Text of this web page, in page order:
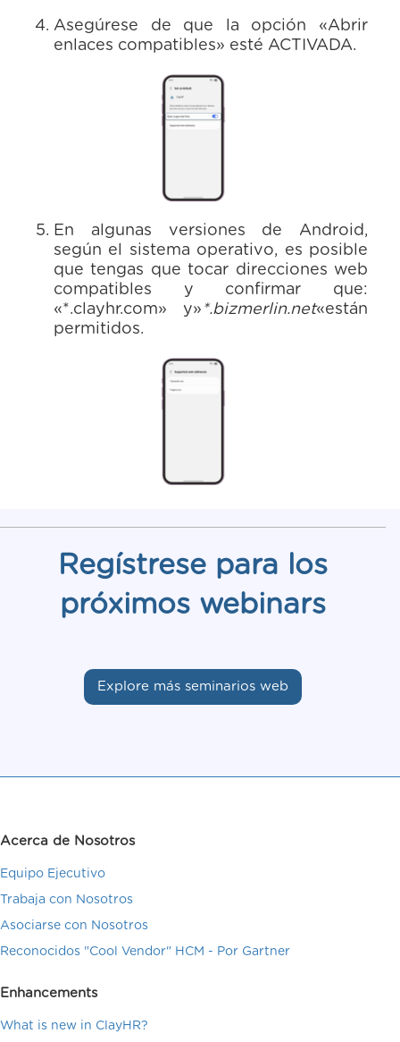
Asegúrese de que la opción «Abrir
enlaces compatibles» esté ACTIVADA.
En algunas versiones de Android,
según el sistema operativo, es posible
que tengas que tocar direcciones web
compatibles y confirmar que:
«*.clayhr.com» y» *.bizmerlin.net«están
permitidos.
Regístrese para los
próximos webinars
Explore más seminarios web
Acerca de Nosotros
Equipo Ejecutivo
Trabaja con Nosotros
Asociarse con Nosotros
Reconocidos "Cool Vendor" HCM - Por Gartner
Enhancements
What is new in ClayHR?